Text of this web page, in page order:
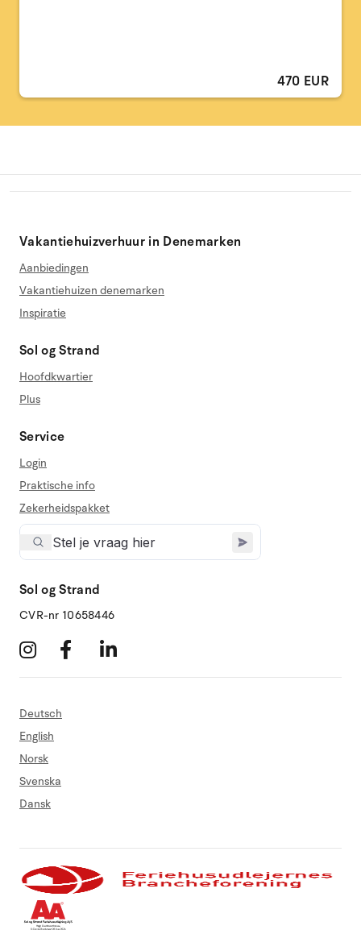
470 EUR
Vakantiehuizverhuur in Denemarken
Aanbiedingen
Vakantiehuizen denemarken
Inspiratie
Sol og Strand
Hoofdkwartier
Plus
Service
Login
Praktische info
Zekerheidspakket
Sol og Strand
CVR-nr 10658446
Deutsch
English
Norsk
Svenska
Dansk